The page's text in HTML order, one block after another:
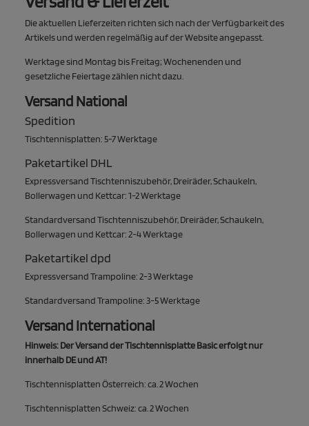
Die aktuellen Lieferzeiten richten sich nach der Verfügbarkeit des
Artikels und werden regelmäßig auf der Website angepasst.
Werktage sind Montag bis Freitag; Wochenenden und
gesetzliche Feiertage zählen nicht dazu.
Versand National
Spedition
Tischtennisplatten: 5-7 Werktage
Paketartikel DHL
Expressversand Tischtenniszubehör, Dreiräder, Schaukeln,
Bollerwagen und Kettcar: 1-2 Werktage
Standardversand Tischtenniszubehör, Dreiräder, Schaukeln,
Bollerwagen und Kettcar: 2-4 Werktage
Paketartikel dpd
Expressversand Trampoline: 2-3 Werktage
Standardversand Trampoline: 3-5 Werktage
Versand International
Hinweis: Der Versand der Tischtennisplatte Basic erfolgt nur
innerhalb DE und AT!
Tischtennisplatten Österreich: ca. 2 Wochen
Tischtennisplatten Schweiz: ca. 2 Wochen